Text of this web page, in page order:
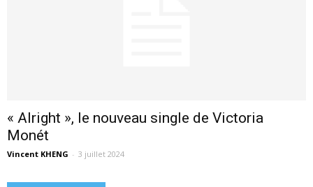
« Alright », le nouveau single de Victoria
Monét
Vincent KHENG - 3 juillet 2024